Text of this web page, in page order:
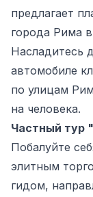
предлагает
города Рима
Насладитесь
автомобиле
по улицам
на человека.
Частный тур
Побалуйте
элитным
гидом,